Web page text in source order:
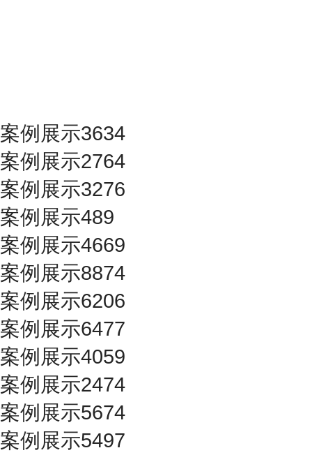
案例展示3634
案例展示2764
案例展示3276
案例展示489
案例展示4669
案例展示8874
案例展示6206
案例展示6477
案例展示4059
案例展示2474
案例展示5674
案例展示5497